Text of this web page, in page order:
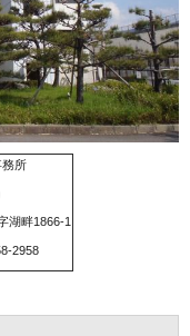
務所
湖畔1866-1
2958